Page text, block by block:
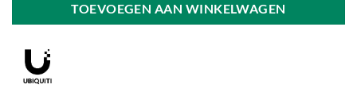
TOEVOEGEN AAN WINKELWAGEN